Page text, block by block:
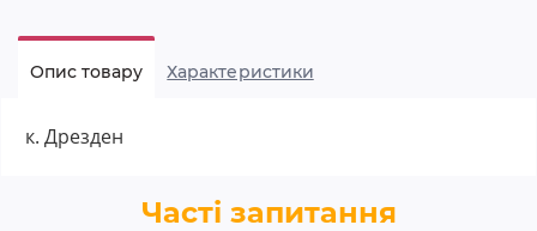
Опис товару Характеристики
к. Дрезден
Часті запитання